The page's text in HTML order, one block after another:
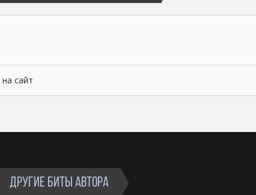
на сайт
ДРУГИЕ БИТЫ АВТОРА